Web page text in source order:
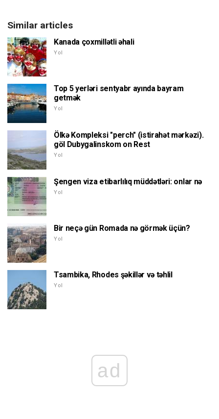
Similar articles
Kanada çoxmillətli əhali
Yol
Top 5 yerləri sentyabr ayında bayram
getmək
Yol
Ölkə Kompleksi "perch" (istirahət mərkəzi).
göl Dubygalinskom on Rest
Yol
Şengen viza etibarlılıq müddətləri: onlar nə
Yol
Bir neçə gün Romada nə görmək üçün?
Yol
Tsambika, Rhodes şəkillər və təhlil
Yol
ad